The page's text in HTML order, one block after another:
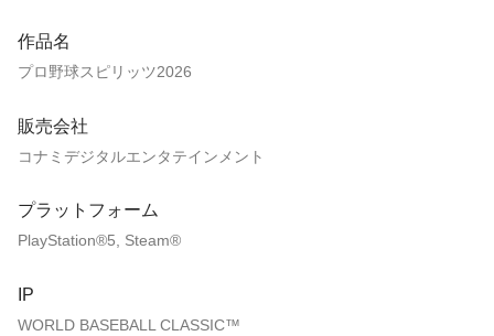
作品名
プロ野球スピリッツ2026
販売会社
コナミデジタルエンタテインメント
プラットフォーム
PlayStation®5, Steam®
IP
WORLD BASEBALL CLASSIC™